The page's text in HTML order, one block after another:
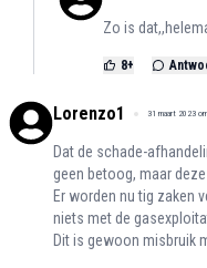
Zo is
8+
Lorenzo1 31 maart 2023
Dat de schade-
geen betoog, maar
Er worden nu tig zaken
niets met de
Dit is gewoon misbruik